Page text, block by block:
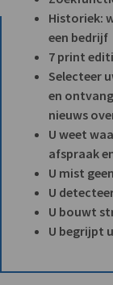
Historiek:
een bedrijf
7 print
Selecteer
en
nieuws
U weet
afspraak
U mist
U
U bouwt
U begrijpt